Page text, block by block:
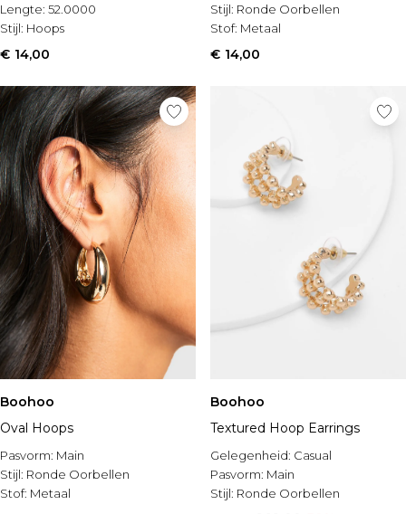
Lengte: 52.0000
Stijl: Hoops
€ 14,00
Stijl: Ronde Oorbellen
Stof: Metaal
€ 14,00
Boohoo
Oval Hoops
Pasvorm: Main
Stijl: Ronde Oorbellen
Stof: Metaal
Boohoo
Textured Hoop Earrings
Gelegenheid: Casual
Pasvorm: Main
Stijl: Ronde Oorbellen